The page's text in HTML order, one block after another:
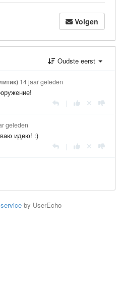
Volgen
Oudste eerst
14 jaar geleden
geleden
идею! :)
by UserEcho